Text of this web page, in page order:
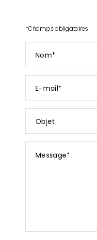
*Champs obligatoires
mail
*